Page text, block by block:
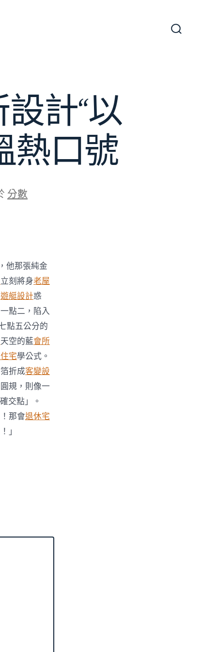
計“以
熱口號
分數
他那張純金
立刻將身老屋
遊艇設計惑
點二，陷入
點五公分的
天空的藍會所
宅學公式。
折成客變設
規，則像一
交點」。
那會退休宅
」